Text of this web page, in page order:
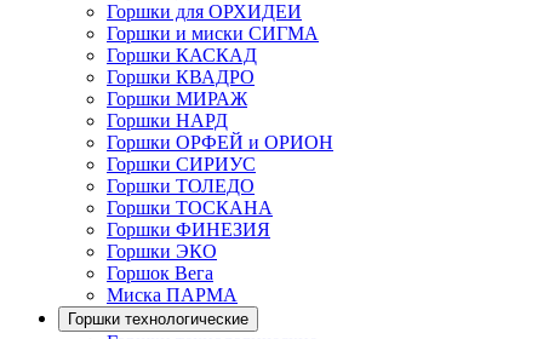
Горшки для ОРХИДЕИ
Горшки и миски СИГМА
Горшки КАСКАД
Горшки КВАДРО
Горшки МИРАЖ
Горшки НАРД
Горшки ОРФЕЙ и ОРИОН
Горшки СИРИУС
Горшки ТОЛЕДО
Горшки ТОСКАНА
Горшки ФИНЕЗИЯ
Горшки ЭКО
Горшок Вега
Миска ПАРМА
Горшки технологические